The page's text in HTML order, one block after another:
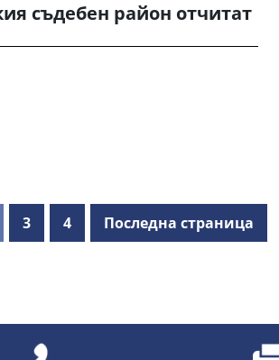
съдебен район отчитат
3 4 Последна страница